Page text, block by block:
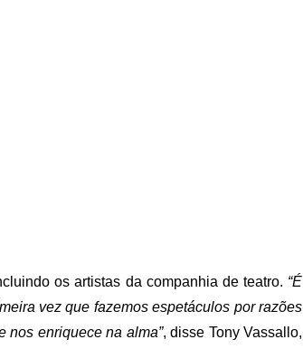
os artistas da companhia de teatro. “É
vez que fazemos espetáculos por razões
nos enriquece na alma”, disse Tony Vassallo,